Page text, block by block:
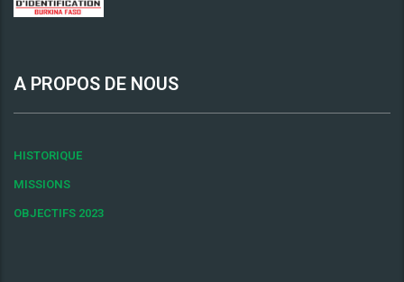
A PROPOS DE NOUS
HISTORIQUE
MISSIONS
OBJECTIFS 2023